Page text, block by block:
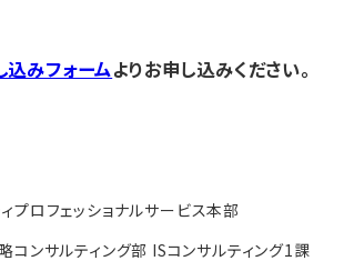
込みフォームよりお申し込みください。
プロフェッショナルサービス本部
コンサルティング部 ISコンサルティング1課